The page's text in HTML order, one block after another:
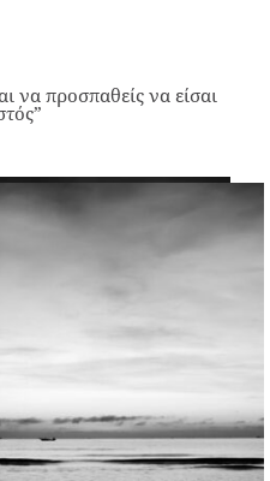
να προσπαθείς να είσαι